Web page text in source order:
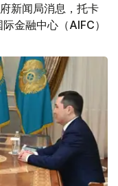
新闻局消息，托卡
金融中心（AIFC）